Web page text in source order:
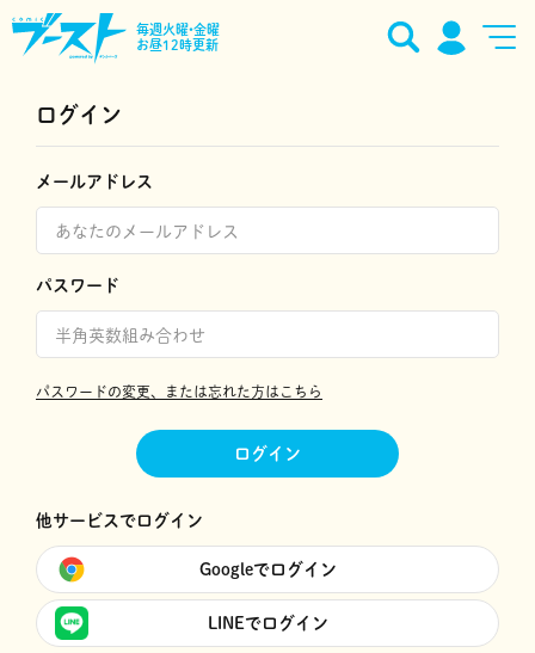
毎週火曜•金曜
お昼12時更新
ログイン
メールアドレス
パスワード
パスワードの変更、または忘れた方はこちら
ログイン
他サービスでログイン
Googleでログイン
LINEでログイン